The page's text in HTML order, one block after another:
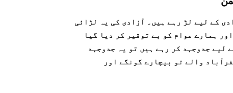
کے لیے لڑ رہے ہیں۔ آزادی کی یہ لڑائی
ہمارے عوام کو بے توقیر کر دیا گیا
لیے جدوجہد کر رہے ہیں تو یہ جدوجہد
والے تو بیچارے گونگے اور